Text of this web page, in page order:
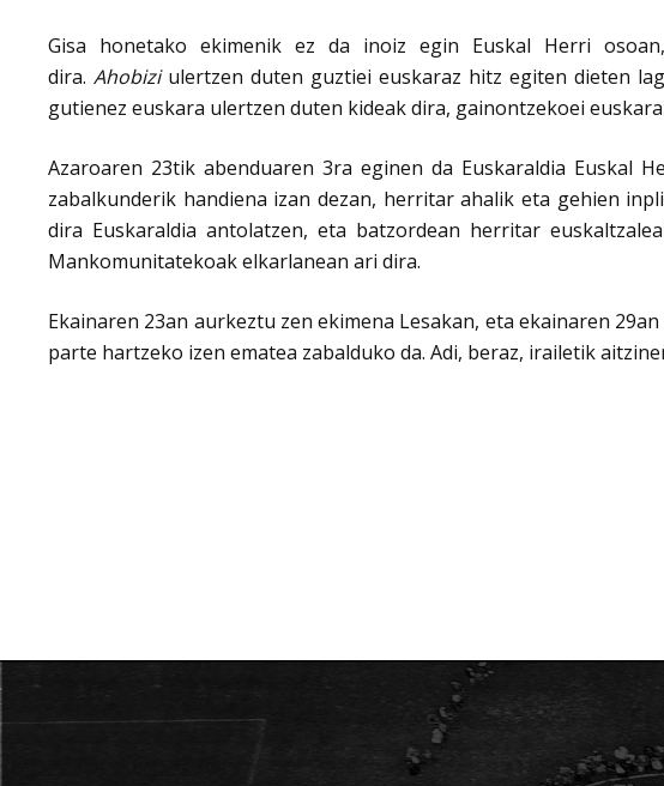
Gisa honetako ekimenik ez da inoiz egin Euskal Herri
dira. Ahobizi ulertzen duten guztiei euskaraz hitz egiten dieten
gutienez euskara ulertzen duten kideak dira, gainontzekoei
Azaroaren 23tik abenduaren 3ra eginen da Euskaraldia Euskal
zabalkunderik handiena izan dezan, herritar ahalik eta gehien
dira Euskaraldia antolatzen, eta batzordean herritar
Mankomunitatekoak elkarlanean ari dira.
Ekainaren 23an aurkeztu zen ekimena Lesakan, eta ekainaren
parte hartzeko izen ematea zabalduko da. Adi, beraz, irailetik